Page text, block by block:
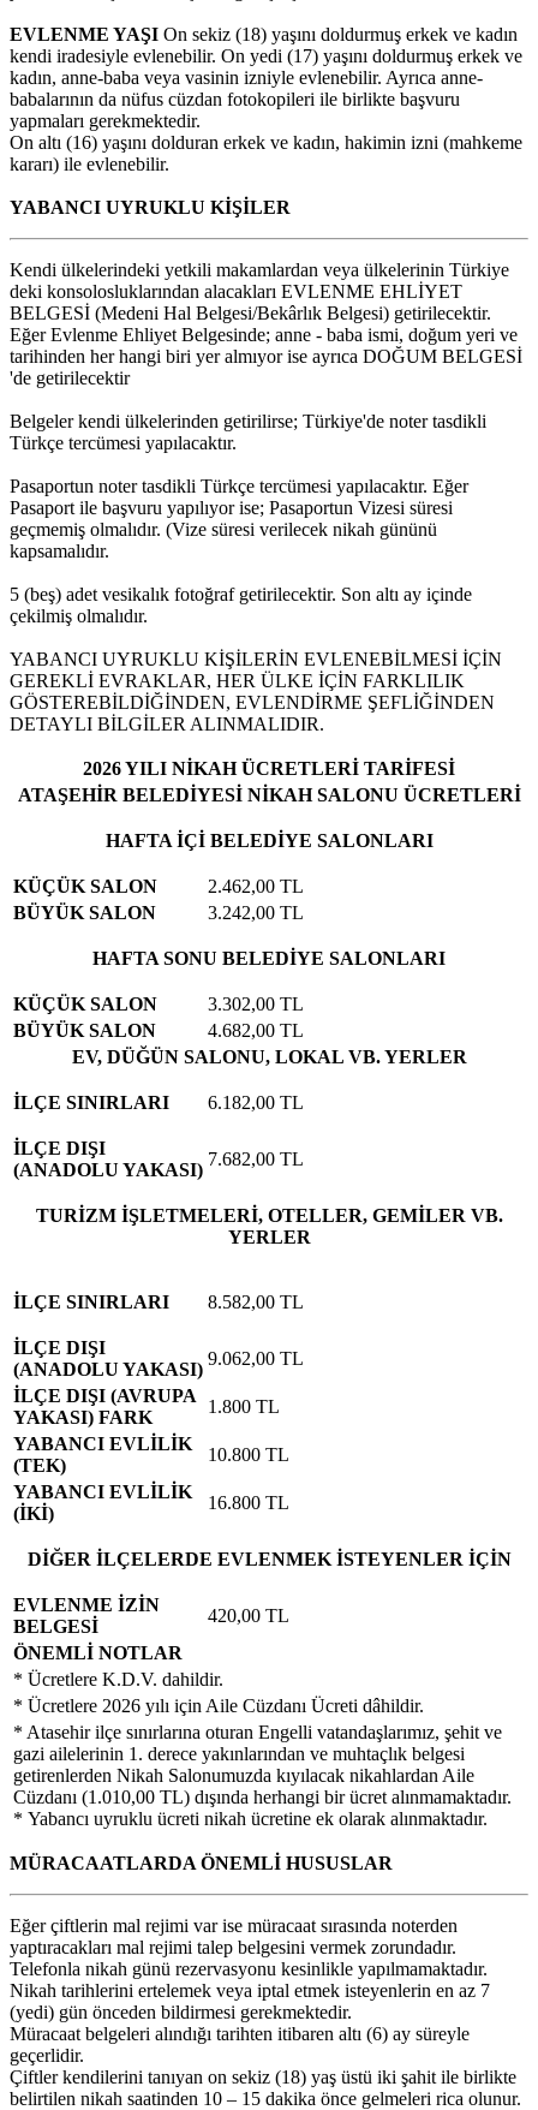
EVLENME YAŞI On sekiz (18) yaşını doldurmuş erkek ve kadın
kendi iradesiyle evlenebilir. On yedi (17) yaşını doldurmuş erkek ve
kadın, anne-baba veya vasinin izniyle evlenebilir. Ayrıca anne-
babalarının da nüfus cüzdan fotokopileri ile birlikte başvuru
yapmaları gerekmektedir.
On altı (16) yaşını dolduran erkek ve kadın, hakimin izni (mahkeme
kararı) ile evlenebilir.
YABANCI UYRUKLU KİŞİLER
Kendi ülkelerindeki yetkili makamlardan veya ülkelerinin Türkiye
deki konsolosluklarından alacakları EVLENME EHLİYET
BELGESİ (Medeni Hal Belgesi/Bekârlık Belgesi) getirilecektir.
Eğer Evlenme Ehliyet Belgesinde; anne - baba ismi, doğum yeri ve
tarihinden her hangi biri yer almıyor ise ayrıca DOĞUM BELGESİ
'de getirilecektir
Belgeler kendi ülkelerinden getirilirse; Türkiye'de noter tasdikli
Türkçe tercümesi yapılacaktır.
Pasaportun noter tasdikli Türkçe tercümesi yapılacaktır. Eğer
Pasaport ile başvuru yapılıyor ise; Pasaportun Vizesi süresi
geçmemiş olmalıdır. (Vize süresi verilecek nikah gününü
kapsamalıdır.
5 (beş) adet vesikalık fotoğraf getirilecektir. Son altı ay içinde
çekilmiş olmalıdır.
YABANCI UYRUKLU KİŞİLERİN EVLENEBİLMESİ İÇİN
GEREKLİ EVRAKLAR, HER ÜLKE İÇİN FARKLILIK
GÖSTEREBİLDİĞİNDEN, EVLENDİRME ŞEFLİĞİNDEN
DETAYLI BİLGİLER ALINMALIDIR.
2026 YILI NİKAH ÜCRETLERİ TARİFESİ
ATAŞEHİR BELEDİYESİ NİKAH SALONU ÜCRETLERİ
HAFTA İÇİ BELEDİYE SALONLARI
KÜÇÜK SALON
2.462,00 TL
BÜYÜK SALON
3.242,00 TL
HAFTA SONU BELEDİYE SALONLARI
KÜÇÜK SALON
3.302,00 TL
BÜYÜK SALON
4.682,00 TL
EV, DÜĞÜN SALONU, LOKAL VB. YERLER
İLÇE SINIRLARI 6.182,00 TL
İLÇE DIŞI
(ANADOLU YAKASI)
7.682,00 TL
TURİZM İŞLETMELERİ, OTELLER, GEMİLER VB.
YERLER
İLÇE SINIRLARI 8.582,00 TL
İLÇE DIŞI
(ANADOLU YAKASI)
9.062,00 TL
İLÇE DIŞI (AVRUPA
YAKASI) FARK
1.800 TL
YABANCI EVLİLİK
(TEK)
10.800 TL
YABANCI EVLİLİK
(İKİ)
16.800 TL
DİĞER İLÇELERDE EVLENMEK İSTEYENLER İÇİN
EVLENME İZİN
BELGESİ
420,00 TL
ÖNEMLİ NOTLAR
* Ücretlere K.D.V. dahildir.
* Ücretlere 2026 yılı için Aile Cüzdanı Ücreti dâhildir.
* Atasehir ilçe sınırlarına oturan Engelli vatandaşlarımız, şehit ve
gazi ailelerinin 1. derece yakınlarından ve muhtaçlık belgesi
getirenlerden Nikah Salonumuzda kıyılacak nikahlardan Aile
Cüzdanı (1.010,00 TL) dışında herhangi bir ücret alınmamaktadır.
* Yabancı uyruklu ücreti nikah ücretine ek olarak alınmaktadır.
MÜRACAATLARDA ÖNEMLİ HUSUSLAR
Eğer çiftlerin mal rejimi var ise müracaat sırasında noterden
yaptıracakları mal rejimi talep belgesini vermek zorundadır.
Telefonla nikah günü rezervasyonu kesinlikle yapılmamaktadır.
Nikah tarihlerini ertelemek veya iptal etmek isteyenlerin en az 7
(yedi) gün önceden bildirmesi gerekmektedir.
Müracaat belgeleri alındığı tarihten itibaren altı (6) ay süreyle
geçerlidir.
Çiftler kendilerini tanıyan on sekiz (18) yaş üstü iki şahit ile birlikte
belirtilen nikah saatinden 10 – 15 dakika önce gelmeleri rica olunur.